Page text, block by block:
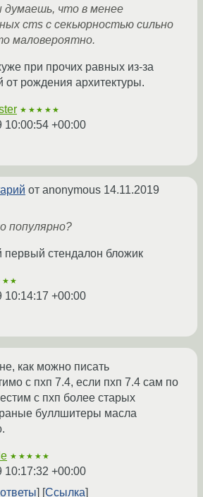
что в менее
cms с секьюрностью сильно
маловероятно.
при прочих равных из-за
от рождения архитектуры.
★★★★★
10:00:54 +00:00
от anonymous 14.11.2019
популярно?
первый стендалон бложик
10:14:17 +00:00
как можно писать
с пхп 7.4, если пхп 7.4 сам по
с пхп более старых
буллшитеры масла
★★★★★
10:17:32 +00:00
Ссылка